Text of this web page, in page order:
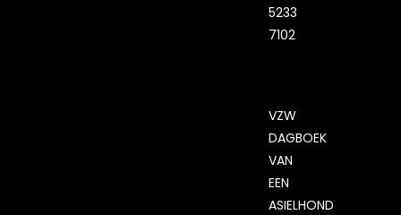
5233
7102
VZW
DAGBOEK
VAN
EEN
ASIELHOND